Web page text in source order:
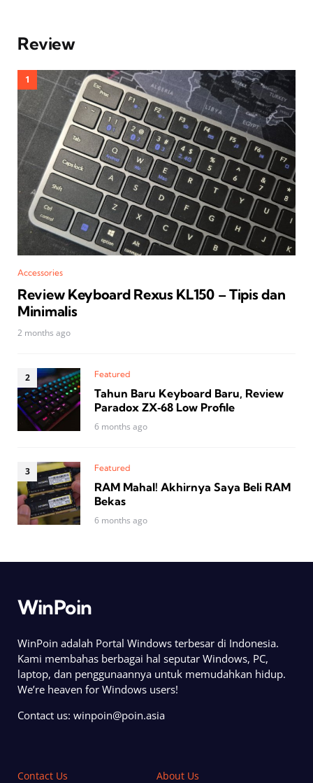
Review
Accessories
Review Keyboard Rexus KL150 – Tipis dan
Minimalis
2 months ago
Featured
Tahun Baru Keyboard Baru, Review
Paradox ZX‑68 Low Profile
6 months ago
Featured
RAM Mahal! Akhirnya Saya Beli RAM
Bekas
6 months ago
WinPoin
WinPoin adalah Portal Windows terbesar di Indonesia.
Kami membahas berbagai hal seputar Windows, PC,
laptop, dan penggunaannya untuk memudahkan hidup.
We’re heaven for Windows users!
Contact us: winpoin@poin.asia
Contact Us About Us